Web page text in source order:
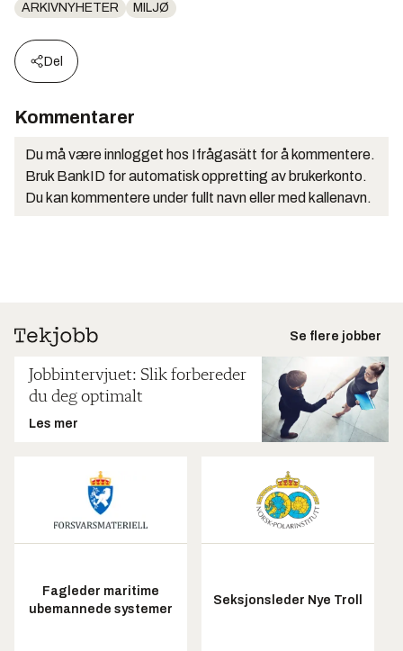
ARKIVNYHETER MILJØ
Del
Kommentarer
Du må være innlogget hos Ifrågasätt for å kommentere.
Bruk BankID for automatisk oppretting av brukerkonto.
Du kan kommentere under fullt navn eller med kallenavn.
Se flere jobber
Jobbintervjuet: Slik forbereder
du deg optimalt
Les mer
Fagleder maritime
ubemannede systemer
Seksjonsleder Nye Troll